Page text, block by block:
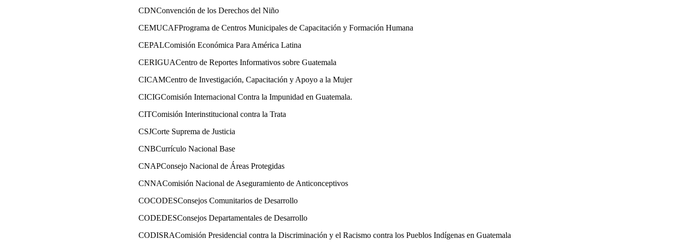
CDNConvención de los Derechos del Niño
CEMUCAFPrograma de Centros Municipales de Capacitación y Formación Humana
CEPALComisión Económica Para América Latina
CERIGUACentro de Reportes Informativos sobre Guatemala
CICAMCentro de Investigación, Capacitación y Apoyo a la Mujer
CICIGComisión Internacional Contra la Impunidad en Guatemala.
CITComisión Interinstitucional contra la Trata
CSJCorte Suprema de Justicia
CNBCurrículo Nacional Base
CNAPConsejo Nacional de Áreas Protegidas
CNNAComisión Nacional de Aseguramiento de Anticonceptivos
COCODESConsejos Comunitarios de Desarrollo
CODEDESConsejos Departamentales de Desarrollo
CODISRAComisión Presidencial contra la Discriminación y el Racismo contra los Pueblos Indígenas en Guatemala